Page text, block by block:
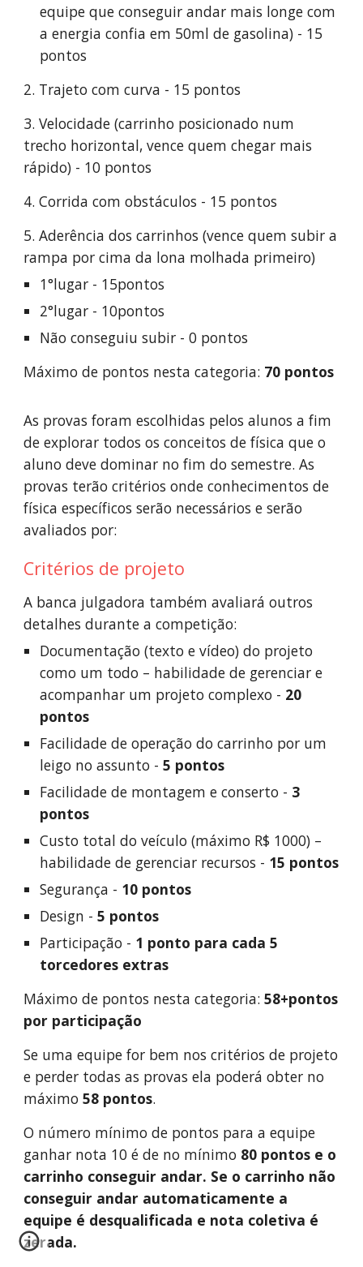
equipe que conseguir andar mais longe com
a energia confia em 50ml de gasolina) - 15
pontos
2. Trajeto com curva - 15 pontos
3. Velocidade (carrinho posicionado num
trecho horizontal, vence quem chegar mais
rápido) - 10 pontos
4. Corrida com obstáculos - 15 pontos
5. Aderência dos carrinhos (vence quem subir a
rampa por cima da lona molhada primeiro)
1°lugar - 15pontos
2°lugar - 10pontos
Não conseguiu subir - 0 pontos
Máximo de pontos nesta categoria: 70 pontos
As provas foram escolhidas pelos alunos a fim
de explorar todos os conceitos de física que o
aluno deve dominar no fim do semestre. As
provas terão critérios onde conhecimentos de
física específicos serão necessários e serão
avaliados por:
Critérios de projeto
A banca julgadora também avaliará outros
detalhes durante a competição:
Documentação (texto e vídeo) do projeto
como um todo – habilidade de gerenciar e
acompanhar um projeto complexo - 20
pontos
Facilidade de operação do carrinho por um
leigo no assunto -5 pontos
Facilidade de montagem e conserto - 3
pontos
Custo total do veículo (máximo R$ 1000) –
habilidade de gerenciar recursos - 15 pontos
Segurança - 10 pontos
Design -5 pontos
Participação - 1 ponto para cada 5
torcedores extras
Máximo de pontos nesta categoria:58+pontos
por participação
Se uma equipe for bem nos critérios de projeto
e perder todas as provas ela poderá obter no
máximo58 pontos.
O número mínimo de pontos para a equipe
ganhar nota 10 é de no mínimo 80 pontos e o
carrinho conseguir andar. Se o carrinho não
conseguir andar automaticamente a
equipe é desqualificada e nota coletiva é
zerada.